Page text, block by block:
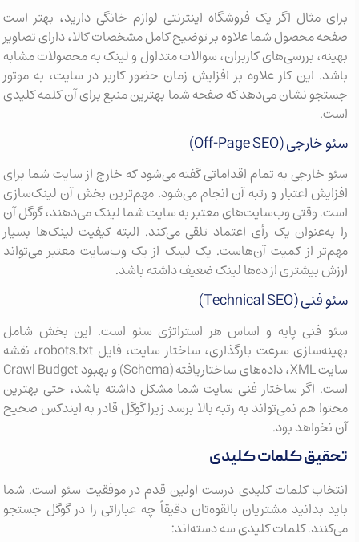
برای مثال اگر یک فروشگاه اینترنتی لوازم خانگی دارید، بهتر است
صفحه محصول شما علاوه بر توضیح کامل مشخصات کالا، دارای تصاویر
بهینه، بررسی‌های کاربران، سوالات متداول و لینک به محصولات مشابه
باشد. این کار علاوه بر افزایش زمان حضور کاربر در سایت، به موتور
جستجو نشان می‌دهد که صفحه شما بهترین منبع برای آن کلمه کلیدی
است.
سئو خارجی (Off-Page SEO)
سئو خارجی به تمام اقداماتی گفته می‌شود که خارج از سایت شما برای
افزایش اعتبار و رتبه آن انجام می‌شود. مهم‌ترین بخش آن لینک‌سازی
است. وقتی وب‌سایت‌های معتبر به سایت شما لینک می‌دهند، گوگل آن
را به‌عنوان یک رأی اعتماد تلقی می‌کند. البته کیفیت لینک‌ها بسیار
مهم‌تر از کمیت آن‌هاست. یک لینک از یک وب‌سایت معتبر می‌تواند
ارزش بیشتری از ده‌ها لینک ضعیف داشته باشد.
سئو فنی (Technical SEO)
سئو فنی پایه و اساس هر استراتژی سئو است. این بخش شامل
بهینه‌سازی سرعت بارگذاری، ساختار سایت، فایل robots.txt، نقشه
سایت XML، داده‌های ساختاریافته (Schema) و بهبود Crawl Budget
است. اگر ساختار فنی سایت شما مشکل داشته باشد، حتی بهترین
محتوا هم نمی‌تواند به رتبه بالا برسد زیرا گوگل قادر به ایندکس صحیح
آن نخواهد بود.
تحقیق کلمات کلیدی
انتخاب کلمات کلیدی درست اولین قدم در موفقیت سئو است. شما
باید بدانید مشتریان بالقوه‌تان دقیقاً چه عباراتی را در گوگل جستجو
می‌کنند. کلمات کلیدی سه دسته‌اند: